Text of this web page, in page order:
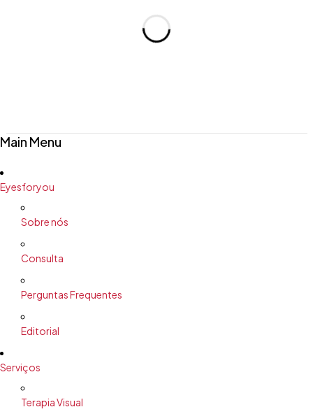
Main Menu
Eyesforyou
Sobre nós
Consulta
Perguntas Frequentes
Editorial
Serviços
Terapia Visual